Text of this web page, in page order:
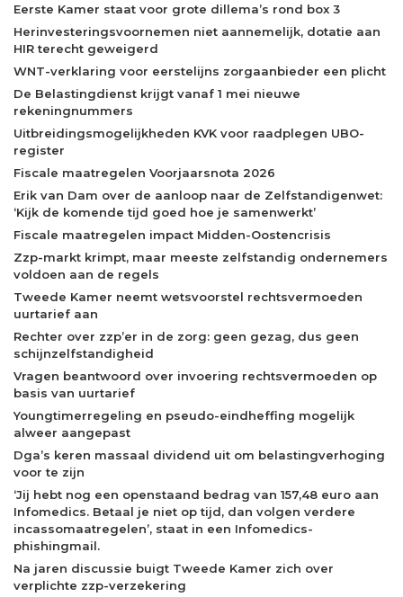
Eerste Kamer staat voor grote dillema’s rond box 3
Herinvesteringsvoornemen niet aannemelijk, dotatie aan
HIR terecht geweigerd
WNT-verklaring voor eerstelijns zorgaanbieder een plicht
De Belastingdienst krijgt vanaf 1 mei nieuwe
rekeningnummers
Uitbreidingsmogelijkheden KVK voor raadplegen UBO-
register
Fiscale maatregelen Voorjaarsnota 2026
Erik van Dam over de aanloop naar de Zelfstandigenwet:
‘Kijk de komende tijd goed hoe je samenwerkt’
Fiscale maatregelen impact Midden-Oostencrisis
Zzp-markt krimpt, maar meeste zelfstandig ondernemers
voldoen aan de regels
Tweede Kamer neemt wetsvoorstel rechtsvermoeden
uurtarief aan
Rechter over zzp’er in de zorg: geen gezag, dus geen
schijnzelfstandigheid
Vragen beantwoord over invoering rechtsvermoeden op
basis van uurtarief
Youngtimerregeling en pseudo-eindheffing mogelijk
alweer aangepast
Dga’s keren massaal dividend uit om belastingverhoging
voor te zijn
‘Jij hebt nog een openstaand bedrag van 157,48 euro aan
Infomedics. Betaal je niet op tijd, dan volgen verdere
incassomaatregelen’, staat in een Infomedics-
phishingmail.
Na jaren discussie buigt Tweede Kamer zich over
verplichte zzp-verzekering